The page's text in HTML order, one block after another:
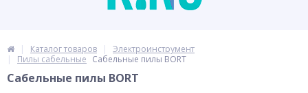
Каталог товаров
Электроинструмент
Пилы сабельные Сабельные пилы BORT
Сабельные пилы BORT